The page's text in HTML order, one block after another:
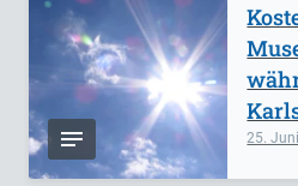
25.